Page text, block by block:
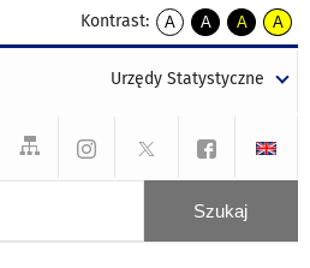
Kontrast:
A
kontrast
A
kontrast
tekst
czarnym
A
kontrast
tekst
czarnym
A
tekst
żółtym
Urzędy Statystyczne